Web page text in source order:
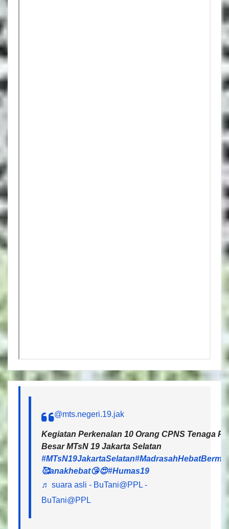
@mts.negeri.19.jak
Kegiatan Perkenalan 10 Orang CPNS Tenaga
Besar MTsN 19 Jakarta Selatan
#MTsN19JakartaSelatan
🥰anakhebat😘😍#Humas19
♬ suara asli - BuTani@PPL -
BuTani@PPL